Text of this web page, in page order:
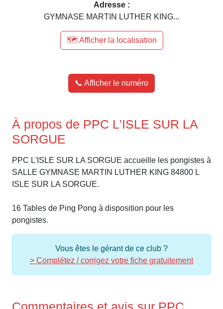
Adresse :
GYMNASE MARTIN LUTHER KING...
🗺️ Afficher la localisation
📞 Afficher le numéro
À propos de PPC L'ISLE SUR LA
SORGUE
PPC L'ISLE SUR LA SORGUE accueille les pongistes à
SALLE GYMNASE MARTIN LUTHER KING 84800 L
ISLE SUR LA SORGUE.
16 Tables de Ping Pong à disposition pour les
pongistes.
Vous êtes le gérant de ce club ?
> Complétez / corrigez votre fiche gratuitement